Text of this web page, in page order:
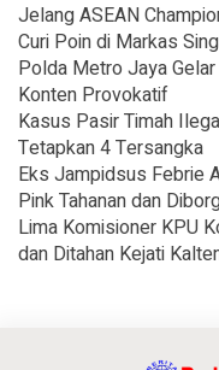
Jelang ASEAN
Curi Poin di Markas
Polda Metro Jaya
Konten Provokatif
Kasus Pasir Timah
Tetapkan 4 Tersangka
Eks Jampidsus Febrie
Pink Tahanan dan
Lima Komisioner KPU
dan Ditahan Kejati